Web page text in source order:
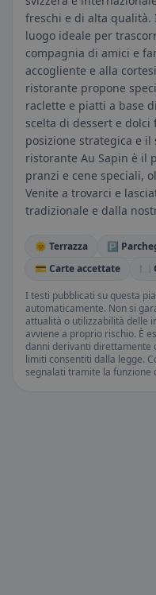
freschi e di alta qualità.
luogo ideale per
compagnia di amici e
accogliente e alla
ristorante propone
raclette e piatti a base
scelta di dessert e dolci
posizione strategica e
ristorante Au Sapin è il
pranzi e cene speciali,
Venite a trovarci e
tradizionale e dalla
🌞 Terrazza 🅿️
💳 Carte accettate
🍽️
I testi pubblicati su questa
automaticamente. Non si
attualità o utilizzabilità delle
avviene a proprio rischio. È
danni derivanti direttamente
limiti consentiti dalla legge.
segnalati tramite la funzione